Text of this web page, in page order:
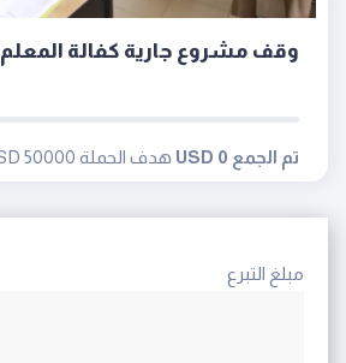
وقف مشروع جارية كفالة المعلم
تم الجمع 0 USD هدف الحملة 50000 USD
مبلغ التبرع